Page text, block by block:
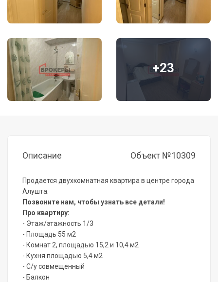
+23
Описание Объект №10309
Продается двухкомнатная квартира в центре города
Алушта.
Позвоните нам, чтобы узнать все детали!
Про квартиру:
- Этаж/этажность 1/3
- Площадь 55 м2
- Комнат 2, площадью 15,2 и 10,4 м2
- Кухня площадью 5,4 м2
- С/у совмещенный
- Балкон